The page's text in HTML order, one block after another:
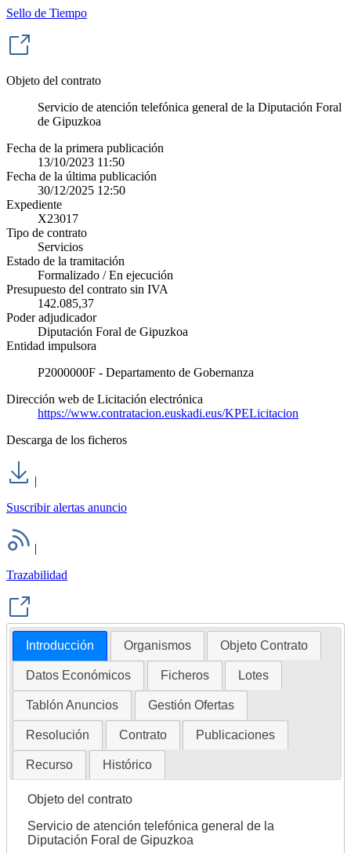
Sello de Tiempo
Objeto del contrato
Servicio de atención telefónica general de la Diputación Foral
de Gipuzkoa
Fecha de la primera publicación
13/10/2023 11:50
Fecha de la última publicación
30/12/2025 12:50
Expediente
X23017
Tipo de contrato
Servicios
Estado de la tramitación
Formalizado / En ejecución
Presupuesto del contrato sin IVA
142.085,37
Poder adjudicador
Diputación Foral de Gipuzkoa
Entidad impulsora
P2000000F - Departamento de Gobernanza
Dirección web de Licitación electrónica
https://www.contratacion.euskadi.eus/KPELicitacion
Descarga de los ficheros
|
Suscribir alertas anuncio
|
Trazabilidad
Introducción Organismos Objeto Contrato
Datos Económicos Ficheros Lotes
Tablón Anuncios Gestión Ofertas
Resolución Contrato Publicaciones
Recurso Histórico
Objeto del contrato
Servicio de atención telefónica general de la
Diputación Foral de Gipuzkoa